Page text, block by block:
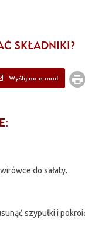
SKŁADNIKI?
Wyślij na e-mail
do sałaty.
szypułki i